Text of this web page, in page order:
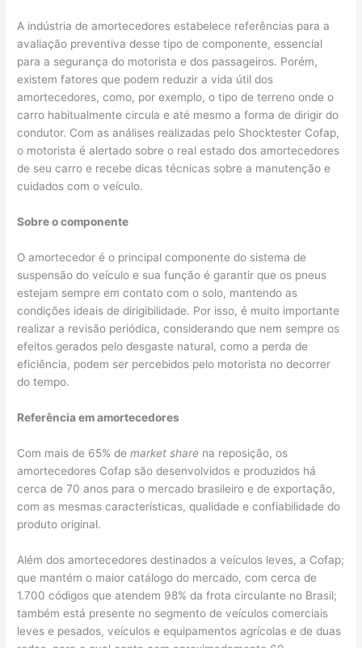
A indústria de amortecedores estabelece referências para a
avaliação preventiva desse tipo de componente, essencial
para a segurança do motorista e dos passageiros. Porém,
existem fatores que podem reduzir a vida útil dos
amortecedores, como, por exemplo, o tipo de terreno onde o
carro habitualmente circula e até mesmo a forma de dirigir do
condutor. Com as análises realizadas pelo Shocktester Cofap,
o motorista é alertado sobre o real estado dos amortecedores
de seu carro e recebe dicas técnicas sobre a manutenção e
cuidados com o veículo.
Sobre o componente
O amortecedor é o principal componente do sistema de
suspensão do veículo e sua função é garantir que os pneus
estejam sempre em contato com o solo, mantendo as
condições ideais de dirigibilidade. Por isso, é muito importante
realizar a revisão periódica, considerando que nem sempre os
efeitos gerados pelo desgaste natural, como a perda de
eficiência, podem ser percebidos pelo motorista no decorrer
do tempo.
Referência em amortecedores
Com mais de 65% demarket share na reposição, os
amortecedores Cofap são desenvolvidos e produzidos há
cerca de 70 anos para o mercado brasileiro e de exportação,
com as mesmas características, qualidade e confiabilidade do
produto original.
Além dos amortecedores destinados a veículos leves, a Cofap;
que mantém o maior catálogo do mercado, com cerca de
1.700 códigos que atendem 98% da frota circulante no Brasil;
também está presente no segmento de veículos comerciais
leves e pesados, veículos e equipamentos agrícolas e de duas